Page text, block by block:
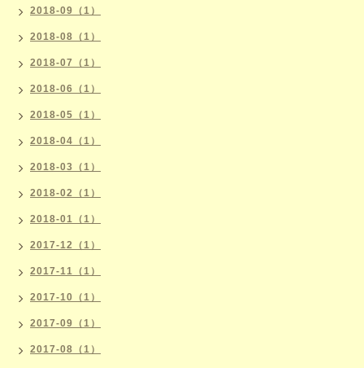
2018-09（1）
2018-08（1）
2018-07（1）
2018-06（1）
2018-05（1）
2018-04（1）
2018-03（1）
2018-02（1）
2018-01（1）
2017-12（1）
2017-11（1）
2017-10（1）
2017-09（1）
2017-08（1）